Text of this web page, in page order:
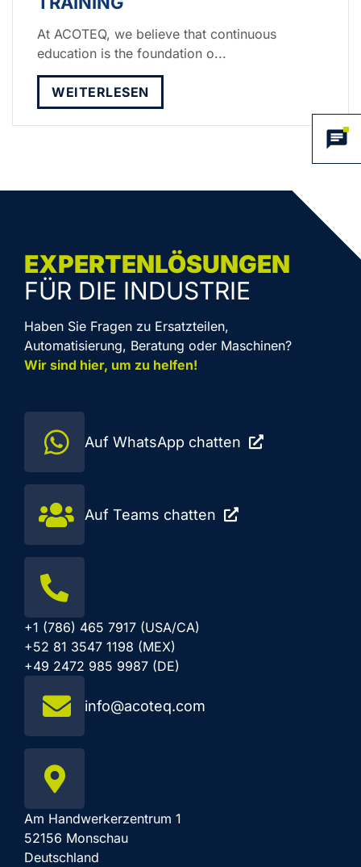
At ACOTEQ, we believe that continuous
education is the foundation o...
WEITERLESEN
EXPERTENLÖSUNGEN
FÜR DIE INDUSTRIE
Haben Sie Fragen zu Ersatzteilen,
Automatisierung, Beratung oder Maschinen?
Wir sind hier, um zu helfen!
Auf WhatsApp chatten
Auf Teams chatten
+1 (786) 465 7917 (USA/CA)
+52 81 3547 1198 (MEX)
+49 2472 985 9987 (DE)
info@acoteq.com
Am Handwerkerzentrum 1
52156 Monschau
Deutschland